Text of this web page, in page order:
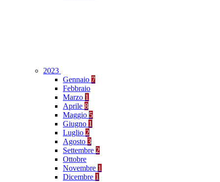
2023
Gennaio 7
Febbraio
Marzo 1
Aprile 8
Maggio 5
Giugno 1
Luglio 2
Agosto 3
Settembre 2
Ottobre
Novembre 1
Dicembre 1